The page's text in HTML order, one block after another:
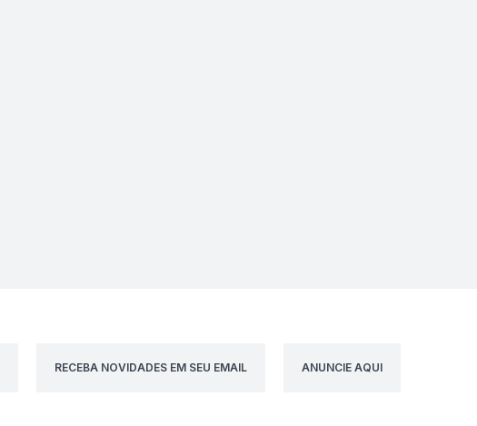
RECEBA NOVIDADES EM SEU EMAIL ANUNCIE AQUI